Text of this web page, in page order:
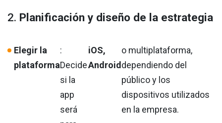
2. Planificación y diseño de la estrategia
Elegir la
plataforma
:
Decide
si la
app
será
iOS,
Android
o multiplataforma,
dependiendo del
público y los
dispositivos utilizados
en la empresa.